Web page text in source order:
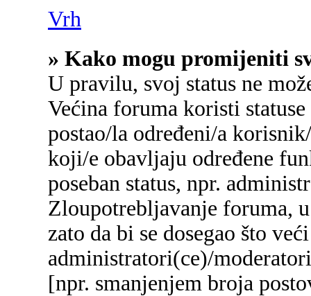
Vrh
» Kako mogu promijeniti
U pravilu, svoj status ne
Većina foruma koristi
postao/la određeni/a
koji/e obavljaju određene
poseban status, npr.
Zloupotrebljavanje foruma,
zato da bi se dosegao što
administratori(ce)/
[npr. smanjenjem broja